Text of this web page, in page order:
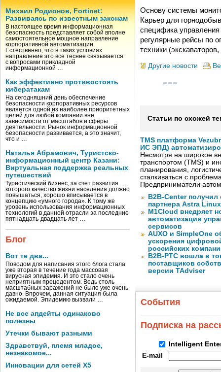
Михаил Родионов, Fortinet:
Развиваясь по известным законам
В настоящее время информационная
безопасность представляет собой вполне
самостоятельное мощное направление
корпоративной автоматизации.
Естественно, что в таких условиях
направление это все теснее связывается
с вопросами прикладной
информационной …
Как эффективно противостоять
кибератакам
На сегодняшний день обеспечение
безопасности корпоративных ресурсов
является одной из наиболее приоритетных
целей для любой компании вне
зависимости от масштабов и сферы
деятельности. Рынок информационной
безопасности развивается, а это значит,
что и …
Наталья Абрамович, Туристско-
информационный центр Казани:
Виртуальная поддержка реальных
путешествий
Туристический бизнес, за счет развития
которого качество жизни населения должно
повышаться, хорошо вписывается в
концепцию «умного города». К тому же
уровень использования информационных
технологий в данной отрасли за последние
пятнадцать-двадцать лет …
Блог
Вот те два...
Поводом для написания этого блога стала
уже вторая в течение года массовая
вирусная эпидемия. И это стало очень
неприятным прецедентом. Ведь столь
масштабных заражений не было уже очень
давно. Впрочем, данная ситуация была
ожидаемой. Эпидемию вызвали …
Не все апдейты одинаково
полезны
Утечки бывают разными
Здравствуй, племя младое,
незнакомое...
Инновации для сетей X5
Основу системы
Карьер для
специфика управления
регулярные рейсы по
техники
Другие новости
Статьи по схожей
TMS платформа
ИС ЭПД)
Несмотря на широкое
транспортом (TMS) и
планирования,
сталкиваться с
Предприниматели
B2B-Center получил
партнера Astra Linux
M1Cloud внедряет
автоматизации
сервисов
AUXO и SimpleOne
ускорения
российских
B2B-РТС вошла в
поставщиков
версии TAdviser
События
Подписка на
Intelligent
E-mail